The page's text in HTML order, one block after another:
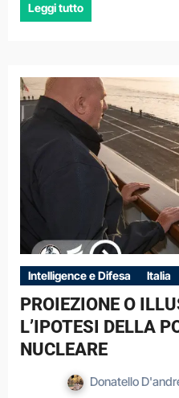
Leggi tutto
Intelligence e Difesa Italia
PROIEZIONE O
L’IPOTESI DELLA
NUCLEARE
Donatello